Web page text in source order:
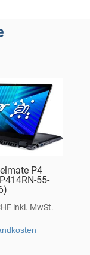
P4
55-
inkl. MwSt.